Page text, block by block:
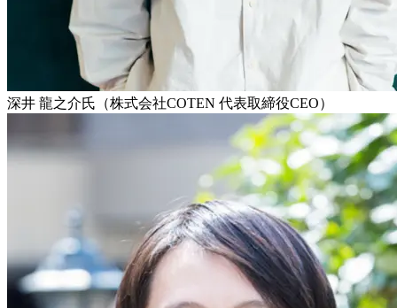
深井 龍之介氏（株式会社COTEN 代表取締役CEO）